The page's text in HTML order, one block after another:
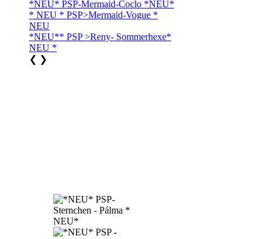
*NEU* PSP-Mermaid-Coclo *NEU*
* NEU * PSP>Mermaid-Vogue *
NEU
*NEU** PSP >Reny- Sommerhexe*
NEU *
❮ ❯